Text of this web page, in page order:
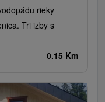
rieky
Tri izby s
0.15 Km